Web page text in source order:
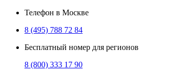
Телефон в Москве
8 (495) 788 72 84
Бесплатный номер для регионов
8 (800) 333 17 90